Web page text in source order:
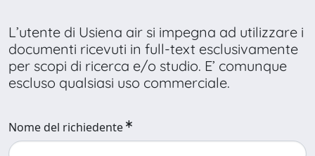
L’utente di Usiena air si impegna ad utilizzare i
documenti ricevuti in full-text esclusivamente
per scopi di ricerca e/o studio. E’ comunque
escluso qualsiasi uso commerciale.
Nome del richiedente